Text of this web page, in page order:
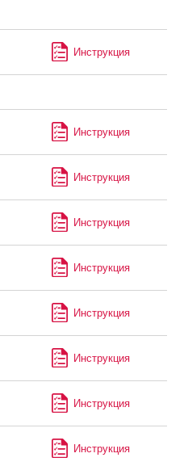
Инструкция
Инструкция
Инструкция
Инструкция
Инструкция
Инструкция
Инструкция
Инструкция
Инструкция